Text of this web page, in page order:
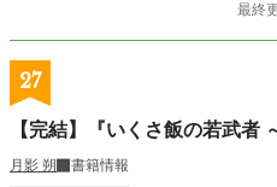
最終
27
【完結】『いくさ飯の若武者
月影 朔
書籍情報